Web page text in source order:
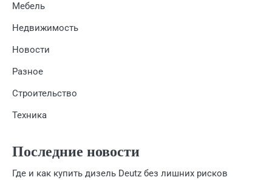
Мебель
Недвижимость
Новости
Разное
Строительство
Техника
Последние новости
Где и как купить дизель Deutz без лишних рисков